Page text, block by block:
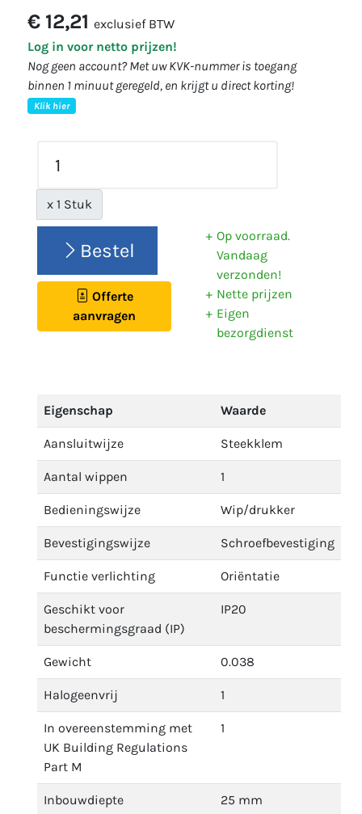
€ 12,21 exclusief BTW
Log in voor netto prijzen!
Nog geen account? Met uw KVK-nummer is toegang
binnen 1 minuut geregeld, en krijgt u direct korting!
Klik hier
x 1 Stuk
Bestel
Offerte
aanvragen
Op voorraad.
Vandaag
verzonden!
Nette prijzen
Eigen
bezorgdienst
Eigenschap Waarde
Aansluitwijze Steekklem
Aantal wippen 1
Bedieningswijze Wip/drukker
Bevestigingswijze Schroefbevestiging
Functie verlichting Oriëntatie
Geschikt voor
beschermingsgraad (IP)
IP20
Gewicht 0.038
Halogeenvrij 1
In overeenstemming met
UK Building Regulations
Part M
1
Inbouwdiepte 25 mm